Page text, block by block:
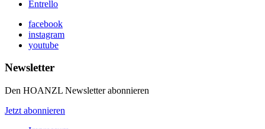
Entrello
facebook
instagram
youtube
Newsletter
Den HOANZL Newsletter abonnieren
Jetzt abonnieren